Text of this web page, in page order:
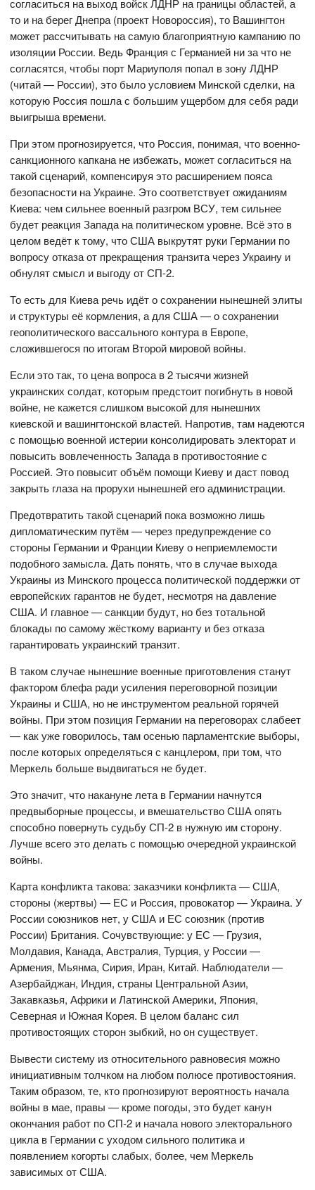
согласиться на выход войск ЛДНР на границы областей, а
то и на берег Днепра (проект Новороссия), то Вашингтон
может рассчитывать на самую благоприятную кампанию по
изоляции России. Ведь Франция с Германией ни за что не
согласятся, чтобы порт Мариуполя попал в зону ЛДНР
(читай — России), это было условием Минской сделки, на
которую Россия пошла с большим ущербом для себя ради
выигрыша времени.
При этом прогнозируется, что Россия, понимая, что военно-
санкционного капкана не избежать, может согласиться на
такой сценарий, компенсируя это расширением пояса
безопасности на Украине. Это соответствует ожиданиям
Киева: чем сильнее военный разгром ВСУ, тем сильнее
будет реакция Запада на политическом уровне. Всё это в
целом ведёт к тому, что США выкрутят руки Германии по
вопросу отказа от прекращения транзита через Украину и
обнулят смысл и выгоду от СП-2.
То есть для Киева речь идёт о сохранении нынешней элиты
и структуры её кормления, а для США — о сохранении
геополитического вассального контура в Европе,
сложившегося по итогам Второй мировой войны.
Если это так, то цена вопроса в 2 тысячи жизней
украинских солдат, которым предстоит погибнуть в новой
войне, не кажется слишком высокой для нынешних
киевской и вашингтонской властей. Напротив, там надеются
с помощью военной истерии консолидировать электорат и
повысить вовлеченность Запада в противостояние с
Россией. Это повысит объём помощи Киеву и даст повод
закрыть глаза на прорухи нынешней его администрации.
Предотвратить такой сценарий пока возможно лишь
дипломатическим путём — через предупреждение со
стороны Германии и Франции Киеву о неприемлемости
подобного замысла. Дать понять, что в случае выхода
Украины из Минского процесса политической поддержки от
европейских гарантов не будет, несмотря на давление
США. И главное — санкции будут, но без тотальной
блокады по самому жёсткому варианту и без отказа
гарантировать украинский транзит.
В таком случае нынешние военные приготовления станут
фактором блефа ради усиления переговорной позиции
Украины и США, но не инструментом реальной горячей
войны. При этом позиция Германии на переговорах слабеет
— как уже говорилось, там осенью парламентские выборы,
после которых определяться с канцлером, при том, что
Меркель больше выдвигаться не будет.
Это значит, что накануне лета в Германии начнутся
предвыборные процессы, и вмешательство США опять
способно повернуть судьбу СП-2 в нужную им сторону.
Лучше всего это делать с помощью очередной украинской
войны.
Карта конфликта такова: заказчики конфликта — США,
стороны (жертвы) — ЕС и Россия, провокатор — Украина. У
России союзников нет, у США и ЕС союзник (против
России) Британия. Сочувствующие: у ЕС — Грузия,
Молдавия, Канада, Австралия, Турция, у России —
Армения, Мьянма, Сирия, Иран, Китай. Наблюдатели —
Азербайджан, Индия, страны Центральной Азии,
Закавказья, Африки и Латинской Америки, Япония,
Северная и Южная Корея. В целом баланс сил
противостоящих сторон зыбкий, но он существует.
Вывести систему из относительного равновесия можно
инициативным толчком на любом полюсе противостояния.
Таким образом, те, кто прогнозируют вероятность начала
войны в мае, правы — кроме погоды, это будет канун
окончания работ по СП-2 и начала нового электорального
цикла в Германии с уходом сильного политика и
появлением когорты слабых, более, чем Меркель
зависимых от США.